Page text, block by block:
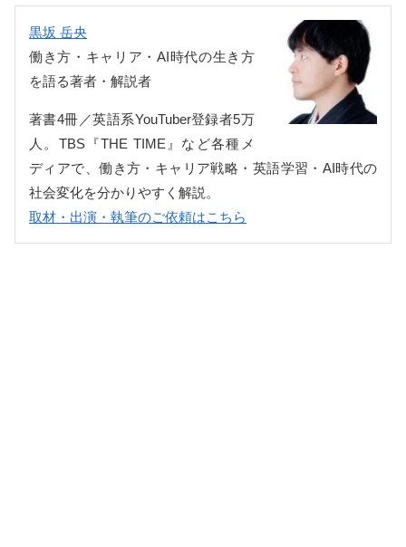
黒坂 岳央
働き方・キャリア・AI時代の生き方
を語る著者・解説者
著書4冊／英語系YouTuber登録者5万
人。TBS『THE TIME』など各種メ
ディアで、働き方・キャリア戦略・英語学習・AI時代の
社会変化を分かりやすく解説。
取材・出演・執筆のご依頼はこちら